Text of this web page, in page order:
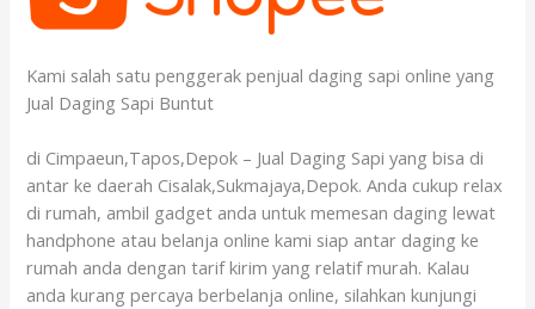
Kami salah satu penggerak penjual daging sapi online yang
Jual Daging Sapi Buntut
di Cimpaeun,Tapos,Depok – Jual Daging Sapi yang bisa di
antar ke daerah Cisalak,Sukmajaya,Depok. Anda cukup relax
di rumah, ambil gadget anda untuk memesan daging lewat
handphone atau belanja online kami siap antar daging ke
rumah anda dengan tarif kirim yang relatif murah. Kalau
anda kurang percaya berbelanja online, silahkan kunjungi